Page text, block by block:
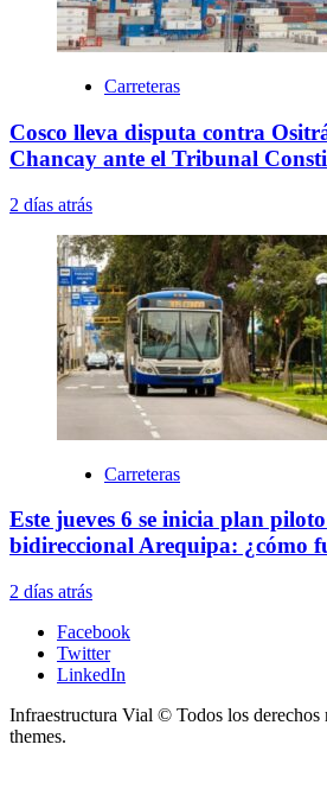
Carreteras
Cosco lleva disputa contra
Chancay ante el Tribunal
2 días atrás
Carreteras
Este jueves 6 se inicia plan
bidireccional Arequipa: ¿cómo
2 días atrás
Facebook
Twitter
LinkedIn
Infraestructura Vial © Todos los derechos
themes.